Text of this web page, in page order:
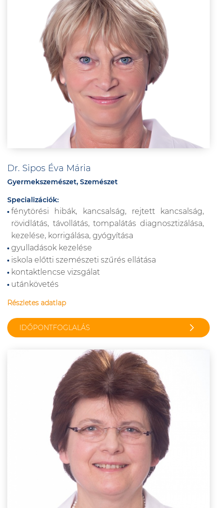
Dr. Sipos Éva Mária
Gyermekszemészet, Szemészet
Specializációk:
fénytörési hibák, kancsalság, rejtett kancsalság,
rövidlátás, távollátás, tompalátás diagnosztizálása,
kezelése, korrigálása, gyógyítása
gyulladások kezelése
iskola előtti szemészeti szűrés ellátása
kontaktlencse vizsgálat
utánkövetés
Részletes adatlap
IDŐPONTFOGLALÁS